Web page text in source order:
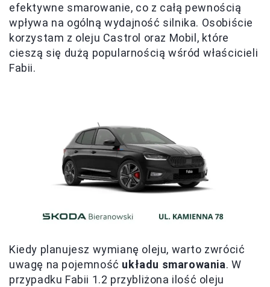
efektywne smarowanie, co z całą pewnością
wpływa na ogólną wydajność silnika. Osobiście
korzystam z oleju Castrol oraz Mobil, które
cieszą się dużą popularnością wśród właścicieli
Fabii.
Kiedy planujesz wymianę oleju, warto zwrócić
uwagę na pojemność układu smarowania. W
przypadku Fabii 1.2 przybliżona ilość oleju